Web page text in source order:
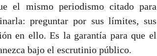
el mismo periodismo citado para
preguntar por sus límites, sus
en ello. Es la garantía para que el
bajo el escrutinio público.